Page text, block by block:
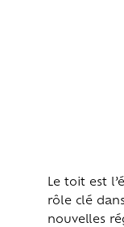
Le toit est
rôle clé
nouvelles